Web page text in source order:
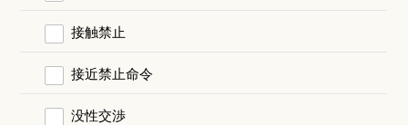
接触禁止
接近禁止命令
没性交渉